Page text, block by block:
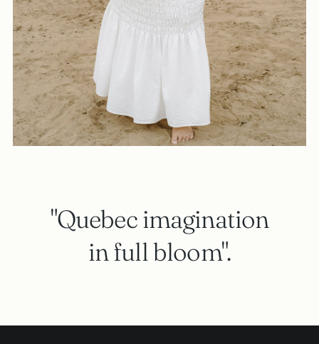
"Quebec imagination
in full bloom".